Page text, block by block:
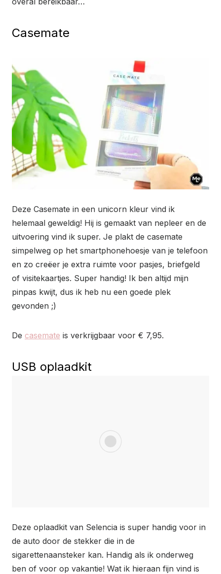
Casemate
Deze Casemate in een unicorn kleur vind ik
helemaal geweldig! Hij is gemaakt van nepleer en de
uitvoering vind ik super. Je plakt de casemate
simpelweg op het smartphonehoesje van je telefoon
en zo creëer je extra ruimte voor pasjes, briefgeld
of visitekaartjes. Super handig! Ik ben altijd mijn
pinpas kwijt, dus ik heb nu een goede plek
gevonden ;)
De casemate is verkrijgbaar voor € 7,95.
USB oplaadkit
Deze oplaadkit van Selencia is super handig voor in
de auto door de stekker die in de
sigarettenaansteker kan. Handig als ik onderweg
ben of voor op vakantie! Wat ik hieraan fijn vind is